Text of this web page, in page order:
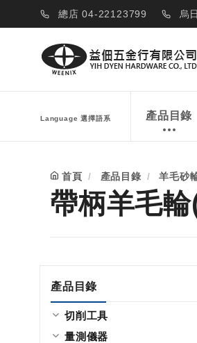
總店 04-22123799 烏
Language 選擇語系 產品目錄
首頁 產品目錄 羊毛砂
帶柄羊毛
產品目錄
切削工具
量測儀器